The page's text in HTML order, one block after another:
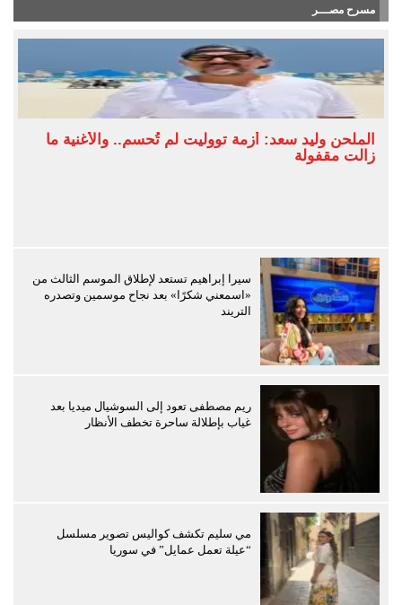
مسرح مصـــر
الملحن وليد سعد: أزمة تووليت لم تُحسم.. والأغنية ما
زالت مقفولة
سيرا إبراهيم تستعد لإطلاق الموسم الثالث من
«اسمعني شكرًا» بعد نجاح موسمين وتصدره
التريند
ريم مصطفى تعود إلى السوشيال ميديا بعد
غياب بإطلالة ساحرة تخطف الأنظار
مي سليم تكشف كواليس تصوير مسلسل
“عيلة تعمل عمايل” في سوريا